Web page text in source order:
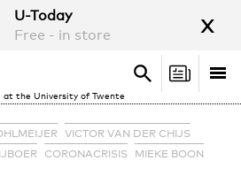
U-Today
Free - in store
x
at the University of Twente
Search
Search
VICTOR VAN DER CHIJS
CORONACRISIS MIEKE BOON